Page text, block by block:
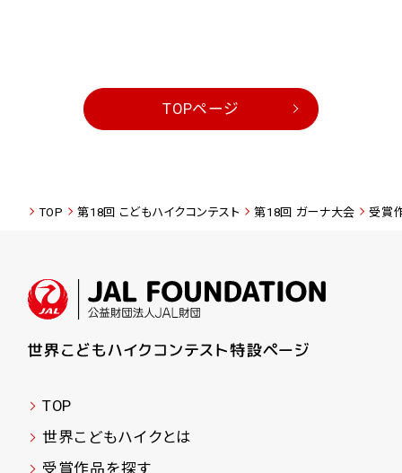
TOPページ
TOP 第18回 こどもハイクコンテスト 第18回 ガーナ大会 受賞
TOP
世界こどもハイクとは
受賞作品を探す